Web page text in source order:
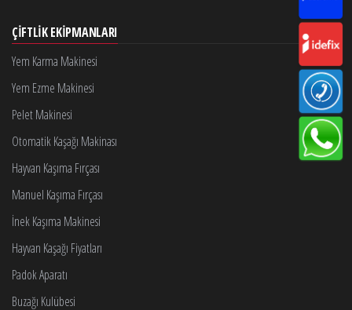
ÇIFTLIK EKIPMANLARI
Yem Karma Makinesi
Yem Ezme Makinesi
Pelet Makinesi
Otomatik Kaşağı Makinası
Hayvan Kaşıma Fırçası
Manuel Kaşıma Fırçası
İnek Kaşıma Makinesi
Hayvan Kaşağı Fiyatları
Padok Aparatı
Buzağı Kulübesi